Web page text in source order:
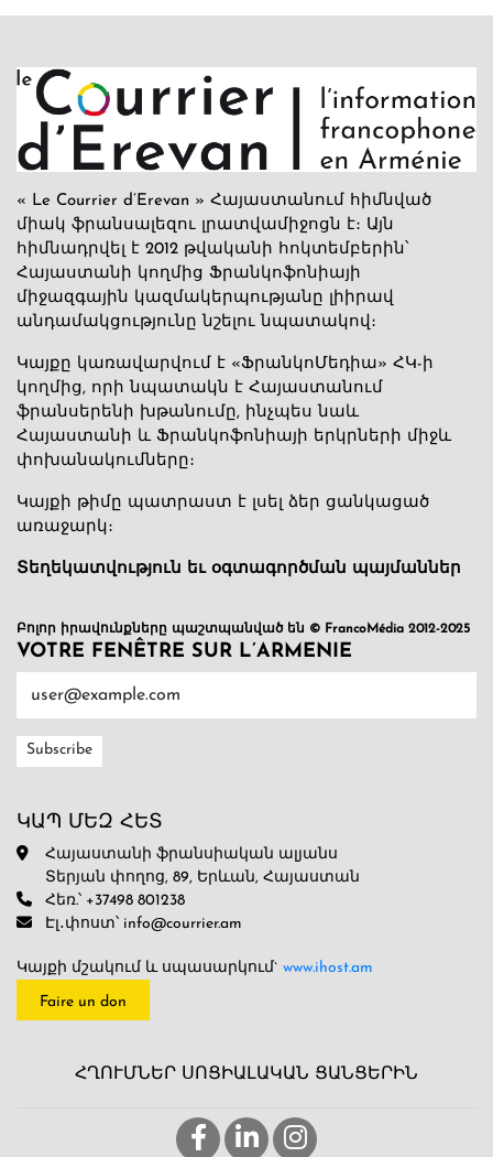
« Le Courrier d’Erevan » Հայաստանում հիմնված
միակ ֆրանսալեզու լրատվամիջոցն է։ Այն
հիմնադրվել է 2012 թվականի հոկտեմբերին՝
Հայաստանի կողմից Ֆրանկոֆոնիայի
միջազգային կազմակերպությանը լիիրավ
անդամակցությունը նշելու նպատակով։
Կայքը կառավարվում է «ՖրանկոՄեդիա» ՀԿ-ի
կողմից, որի նպատակն է Հայաստանում
ֆրանսերենի խթանումը, ինչպես նաև
Հայաստանի և Ֆրանկոֆոնիայի երկրների միջև
փոխանակումները։
Կայքի թիմը պատրաստ է լսել ձեր ցանկացած
առաջարկ։
Տեղեկատվություն եւ օգտագործման պայմաններ
Բոլոր իրավունքները պաշտպանված են © FrancoMédia 2012-2025
VOTRE FENÊTRE SUR L’ARMENIE
ԿԱՊ ՄԵԶ ՀԵՏ
Հայաստանի ֆրանսիական ալյանս
Տերյան փողոց, 89, Երևան, Հայաստան
Հեռ.՝ +37498 801238
Էլ․փոստ՝ info@courrier.am
Կայքի մշակում և սպասարկում` www.ihost.am
Faire un don
ՀՂՈՒՄՆԵՐ ՍՈՑԻԱԼԱԿԱՆ ՑԱՆՑԵՐԻՆ